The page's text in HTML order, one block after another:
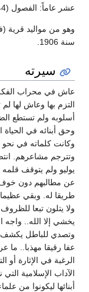
عشر عاماً: الفصول (1944-1958).
وهو من مواليد
سنة 1906.
سيرته
عاش في محراب
التزم بها وعاش لها لم
أسلوبه ولم تستطع
وحق أبنائه في الحياة
وكانت كلماته في
يوليو ولم يتوقف قلمه
عن مطالبهم دون
طريقا له. وبقي
ولا يتلون تبعا
يخشي إلا الله..
وتصدي للباطل يكشف
عفا رقيقا مهذبا.. ما
الرغبة في الإثارة أو
الآداب الإسلامية
أبنائها ليكونوا من